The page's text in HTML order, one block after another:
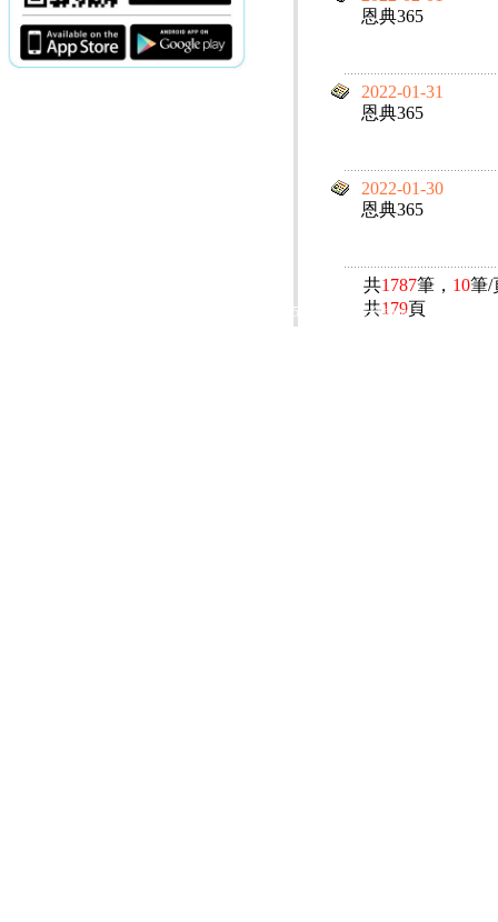
恩典365
2022-01-31
恩典365
2022-01-30
恩典365
共1787筆， 10筆/
共179頁
電話：(02)2369-9050
佳音電台地址：